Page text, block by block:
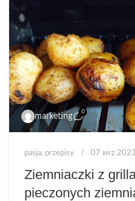
marketing
0
pasja, przepisy 07 wrz 2023
Ziemniaczki z
pieczonych